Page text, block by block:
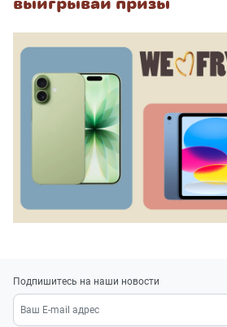
выигрывай призы
Подпишитесь на наши новости